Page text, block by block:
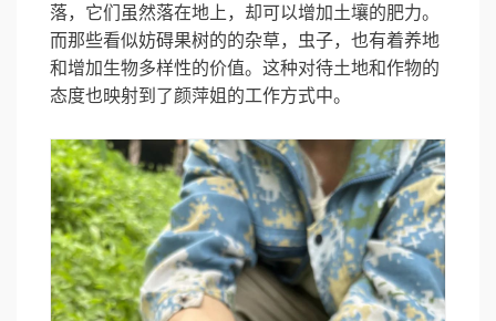
落，它们虽然落在地上，却可以增加土壤的肥力。
而那些看似妨碍果树的的杂草，虫子，也有着养地
和增加生物多样性的价值。这种对待土地和作物的
态度也映射到了颜萍姐的工作方式中。